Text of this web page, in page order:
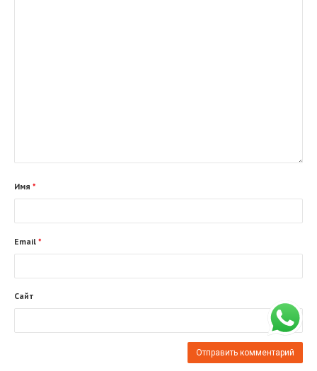
Имя *
Email *
Сайт